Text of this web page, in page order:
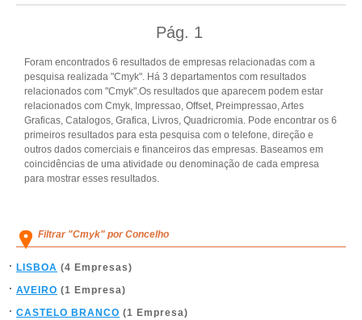
Pág. 1
Foram encontrados 6 resultados de empresas relacionadas com a
pesquisa realizada "Cmyk". Há 3 departamentos com resultados
relacionados com "Cmyk".Os resultados que aparecem podem estar
relacionados com Cmyk, Impressao, Offset, Preimpressao, Artes
Graficas, Catalogos, Grafica, Livros, Quadricromia. Pode encontrar os 6
primeiros resultados para esta pesquisa com o telefone, direção e
outros dados comerciais e financeiros das empresas. Baseamos em
coincidências de uma atividade ou denominação de cada empresa
para mostrar esses resultados.
Filtrar "Cmyk" por Concelho
LISBOA (4 Empresas)
AVEIRO (1 Empresa)
CASTELO BRANCO (1 Empresa)